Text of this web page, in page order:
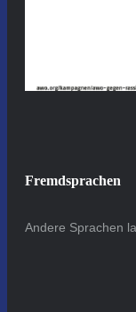
Fremdsprachen
Andere Sprachen